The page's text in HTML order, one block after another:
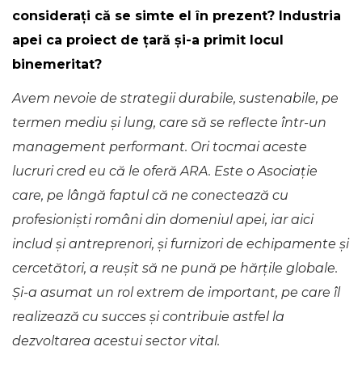
considerați că se simte el în prezent? Industria
apei ca proiect de țară și-a primit locul
binemeritat?
Avem nevoie de strategii durabile, sustenabile, pe
termen mediu și lung, care să se reflecte într-un
management performant. Ori tocmai aceste
lucruri cred eu că le oferă ARA. Este o Asociație
care, pe lângă faptul că ne conectează cu
profesioniști români din domeniul apei, iar aici
includ și antreprenori, și furnizori de echipamente și
cercetători, a reușit să ne pună pe hărțile globale.
Și-a asumat un rol extrem de important, pe care îl
realizează cu succes și contribuie astfel la
dezvoltarea acestui sector vital.